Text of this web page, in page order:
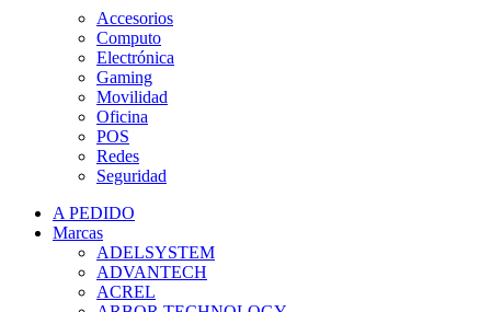
Accesorios
Computo
Electrónica
Gaming
Movilidad
Oficina
POS
Redes
Seguridad
A PEDIDO
Marcas
ADELSYSTEM
ADVANTECH
ACREL